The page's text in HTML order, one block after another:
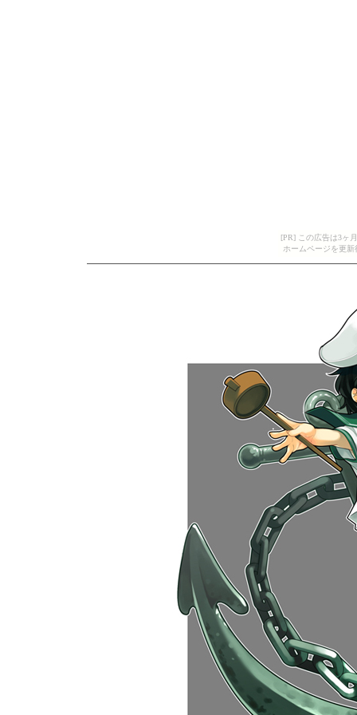
[PR] この広告は3ヶ
ホームページを更